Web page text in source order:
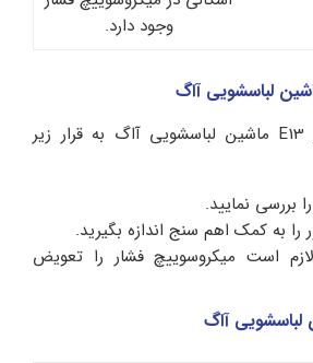
وجود دارد.
طریقه رفع عیب ارور E13 ماشین لباسشویی آاگ به قرار زیر
بررسی نمایید.
را به کمک اهم سنج اندازه بگیرید.
است میکروسوییچ فشار را تعویض